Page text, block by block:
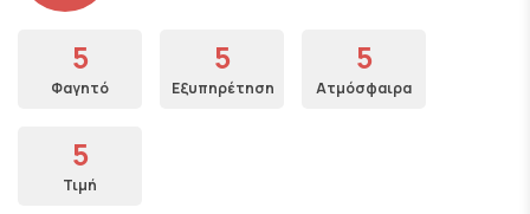
5
Φαγητό
5
Εξυπηρέτηση
5
Ατμόσφαιρα
5
Τιμή